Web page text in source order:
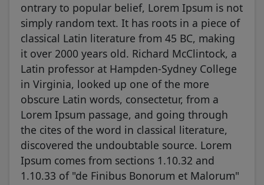
ontrary to popular belief, Lorem Ipsum is not
simply random text. It has roots in a piece of
classical Latin literature from 45 BC, making
it over 2000 years old. Richard McClintock, a
Latin professor at Hampden-Sydney College
in Virginia, looked up one of the more
obscure Latin words, consectetur, from a
Lorem Ipsum passage, and going through
the cites of the word in classical literature,
discovered the undoubtable source. Lorem
Ipsum comes from sections 1.10.32 and
1.10.33 of "de Finibus Bonorum et Malorum"